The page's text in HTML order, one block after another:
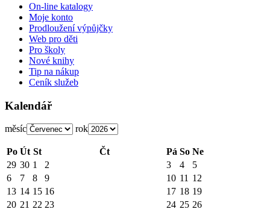
On-line katalogy
Moje konto
Prodloužení výpůjčky
Web pro děti
Pro školy
Nové knihy
Tip na nákup
Ceník služeb
Kalendář
měsíc rok
Po Út St Čt Pá So Ne
29 30 1 2 3 4
5
6
7 8 9 10 11 12
13 14 15 16 17 18 19
20 21 22 23 24 25 26